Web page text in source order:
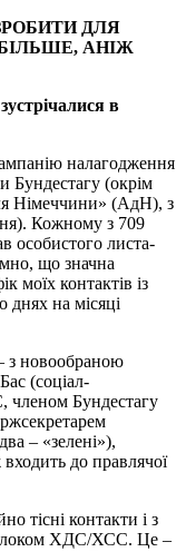
ДЛЯ
АНІЖ
в
налагодження
Бундестагу (окрім
Німеччини» (АдН), з
Кожному з 709
особистого листа-
що значна
моїх контактів із
на місяці
з новообраною
(соціал-
членом Бундестагу
– «зелені»),
входить до правлячої
тісні контакти і з
ХДС/ХСС. Це –